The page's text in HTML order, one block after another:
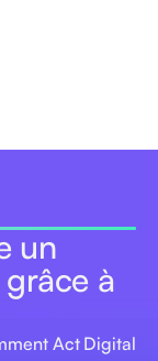
un
à
Act Digital